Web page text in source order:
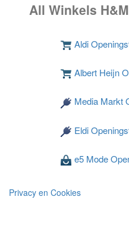
All Winkels
Aldi
Albert Heijn
Media Markt
Eldi
e5 Mode
Privacy en Cookies